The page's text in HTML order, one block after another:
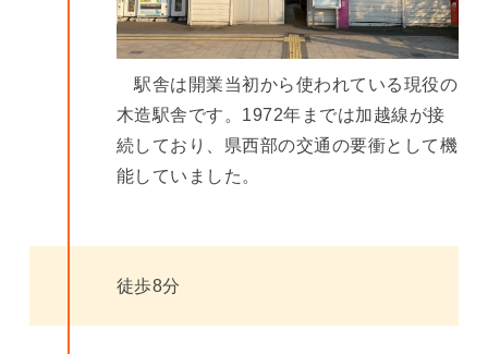
駅舎は開業当初から使われている現役の
木造駅舎です。1972年までは加越線が接
続しており、県西部の交通の要衝として機
能していました。
徒歩8分